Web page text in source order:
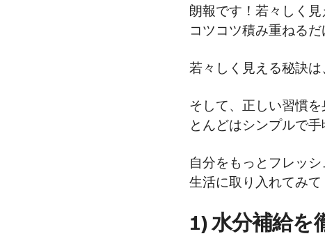
朗報です！若々しく
コツコツ積み重ねる
若々しく見える秘訣
そして、正しい習慣
とんどはシンプルで
自分をもっとフレッ
生活に取り入れてみ
1) 水分補給を